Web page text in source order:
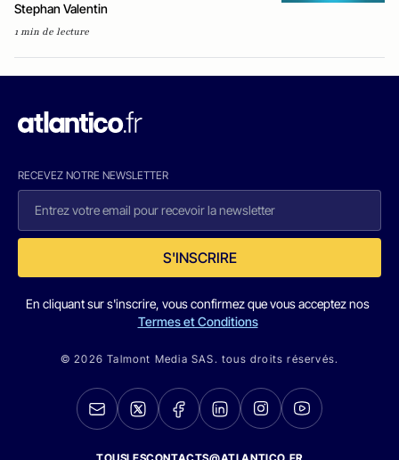
Stephan Valentin
1 min de lecture
RECEVEZ NOTRE NEWSLETTER
S'INSCRIRE
En cliquant sur s'inscrire, vous confirmez que vous acceptez nos
Termes et Conditions
© 2026 Talmont Media SAS. tous droits réservés.